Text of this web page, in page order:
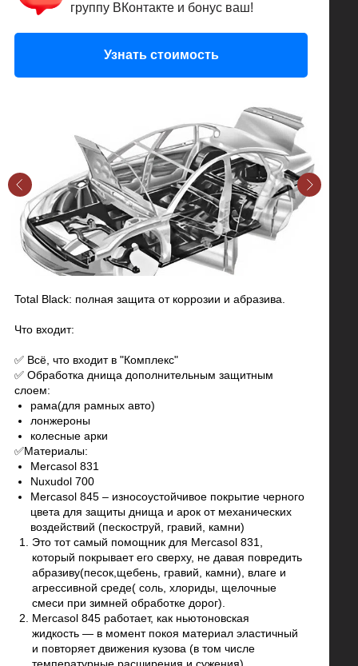
группу ВКонтакте и бонус ваш!
Узнать стоимость
Total Black: полная защита от коррозии и абразива.
Что входит:
✅ Всё, что входит в "Комплекс"
✅ Обработка днища дополнительным защитным
слоем:
рама(для рамных авто)
лонжероны
колесные арки
✅Материалы:
Mercasol 831
Nuxudol 700
Mercasol 845 – износоустойчивое покрытие черного
цвета для защиты днища и арок от механических
воздействий (пескоструй, гравий, камни)
Это тот самый помощник для Mercasol 831,
который покрывает его сверху, не давая повредить
абразиву(песок,щебень, гравий, камни), влаге и
агрессивной среде( соль, хлориды, щелочные
смеси при зимней обработке дорог).
Mercasol 845 работает, как ньютоновская
жидкость — в момент покоя материал эластичный
и повторяет движения кузова (в том числе